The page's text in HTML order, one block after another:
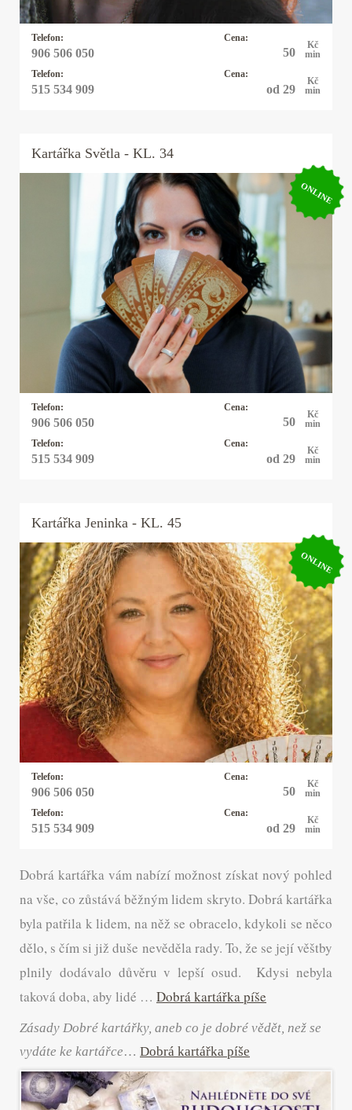
Telefon:
906 506 050
Cena:
50
Kč
min
Telefon:
515 534 909
Cena:
od 29
Kč
min
partnerských) a práce, či životní cesty.
Kartářka Světla - KL. 34
ONLINE
Telefon:
906 506 050
Cena:
50
Kč
min
Telefon:
515 534 909
Cena:
od 29
Kč
min
Kartářka Světla
Jsem tu, abych s vámi hledala odpovědi na
otázky, které život přináší. Cikánské karty jsou
mým průvodcem - odkrývají skryté souvislosti,
přání i to, co se někdy bojíme vyslovit. Ptát se
můžete na cokoliv, co vás tíží či láká - od vztahů
po sny, které se zdají být nedosažitelné.
Společně nahlédneme pod povrch a otevřeme
cestu k většímu klidu i jistotě.
Kartářka Jeninka - KL. 45
ONLINE
Telefon:
906 506 050
Cena:
50
Kč
min
Telefon:
515 534 909
Cena:
od 29
Kč
min
Kartářka Jeninka
Karty se naučila jako malá ve své rodině.
Používá stoletý rakousko-uherský balíček tzv.
cikánek a k tomu Rider-Waite_Smith tarot. Má
čtyřicet let zkušeností. Vykládá i poselství
těžkých nebo opakujících se snů. Hlásí se k
etickému monoteismu. Miluje příběhy, stromy,
psy a kočky.
Dobrá kartářka vám nabízí možnost získat nový pohled
na vše, co zůstává běžným lidem skryto. Dobrá kartářka
byla patřila k lidem, na něž se obracelo, kdykoli se něco
dělo, s čím si již duše nevěděla rady. To, že se její věštby
plnily dodávalo důvěru v lepší osud. Kdysi nebyla
taková doba, aby lidé … Dobrá kartářka píše
Zásady Dobré kartářky, aneb co je dobré vědět, než se
vydáte ke kartářce… Dobrá kartářka píše